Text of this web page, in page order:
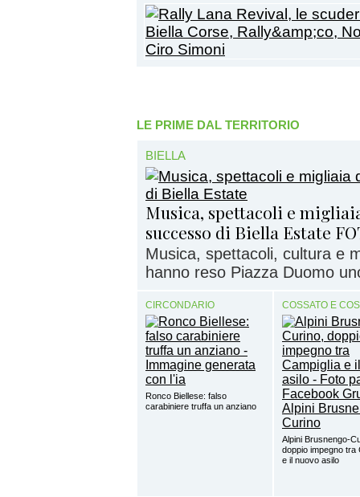
LE PRIME DAL TERRITORIO
BIELLA
Musica, spettacoli e
successo di Biella Estate
Musica, spettacoli, cultura e
hanno reso Piazza Duomo
CIRCONDARIO
Ronco Biellese: falso
carabiniere truffa un anziano
COSSATO E
Alpini Brusnengo-
doppio impegno tra
e il nuovo asilo